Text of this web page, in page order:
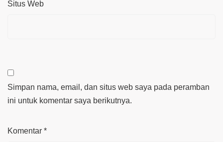
Situs Web
Simpan nama, email, dan situs web saya pada peramban
ini untuk komentar saya berikutnya.
Komentar *